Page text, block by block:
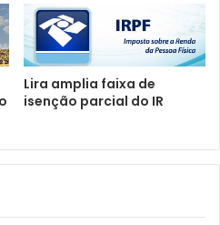
Lira amplia faixa de
isenção parcial do IR